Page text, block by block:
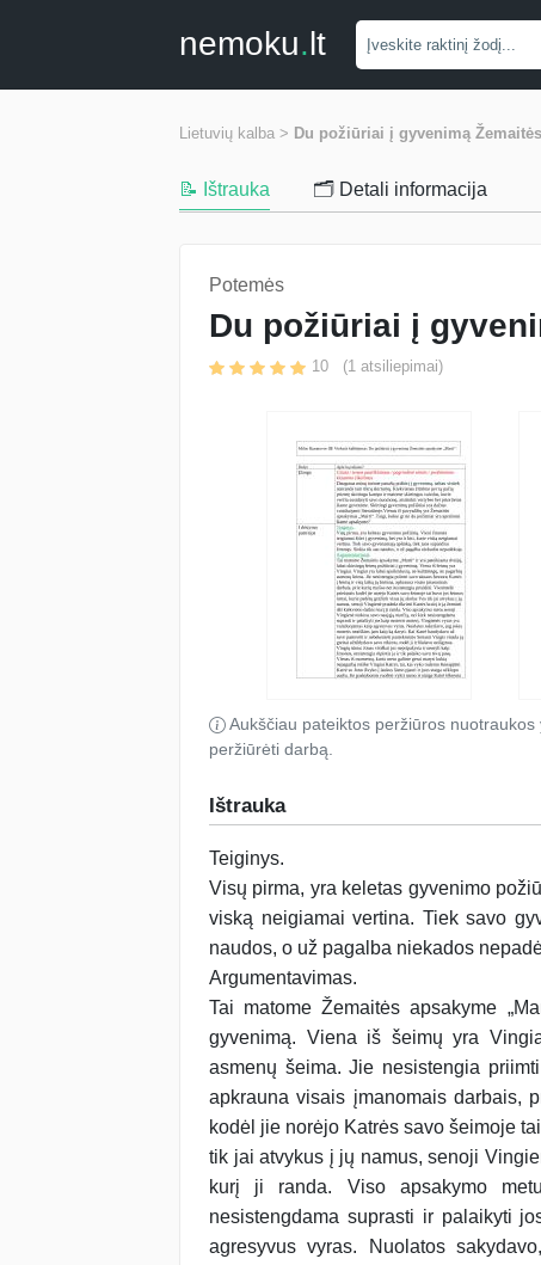
nemoku.lt
Lietuvių kalba > Du požiūriai į gyvenimą
📝 Ištrauka 🗂️ Detali informacija
Potemės
Du požiūriai į
10 (1 atsiliepimai)
Aukščiau pateiktos peržiūros
peržiūrėti darbą.
Ištrauka
Teiginys.
Visų pirma, yra keletas gyvenimo
viską neigiamai vertina. Tiek savo
naudos, o už pagalba niekados
Argumentavimas.
Tai matome Žemaitės apsakyme
gyvenimą. Viena iš šeimų yra
asmenų šeima. Jie nesistengia
apkrauna visais įmanomais darbais,
kodėl jie norėjo Katrės savo šeimoje
tik jai atvykus į jų namus, senoji
kurį ji randa. Viso apsakymo
nesistengdama suprasti ir palaikyti
agresyvus vyras. Nuolatos